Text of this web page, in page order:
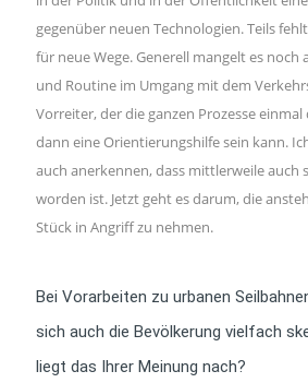
gegenüber neuen Technologien. Teils
für neue Wege. Generell mangelt es
und Routine im Umgang mit dem
Vorreiter, der die ganzen Prozesse
dann eine Orientierungshilfe sein kann.
auch anerkennen, dass mittlerweile auch
worden ist. Jetzt geht es darum, die
Stück in Angriff zu nehmen.
Bei Vorarbeiten zu urbanen
sich auch die Bevölkerung vielfach
liegt das Ihrer Meinung nach?